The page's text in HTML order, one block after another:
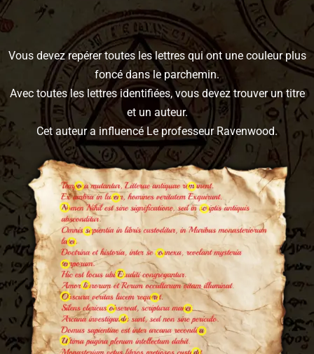
Vous devez repérer toutes les lettres qui ont une couleur plus
foncé dans le parchemin.
Avec toutes les lettres identifiées, vous devez trouver un titre
et un auteur.
Cet auteur a influencé Le professeur Ravenwood.